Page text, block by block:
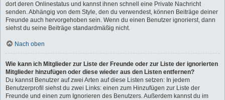
dort deren Onlinestatus und kannst ihnen schnell eine Private Nachricht
senden. Abhängig von dem Style, den du verwendest, können Beiträge deiner
Freunde auch hervorgehoben sein. Wenn du einen Benutzer ignorierst, dann
siehst du seine Beiträge standardmäßig nicht.
Nach oben
Wie kann ich Mitglieder zur Liste der Freunde oder zur Liste der ignorierten
Mitglieder hinzufügen oder diese wieder aus den Listen entfernen?
Du kannst Benutzer auf zwei Arten auf diese Listen setzen: In jedem
Benutzerprofil siehst du zwei Links: einen zum Hinzufügen zur Liste der
Freunde und einen zum Ignorieren des Benutzers. Außerdem kannst du im